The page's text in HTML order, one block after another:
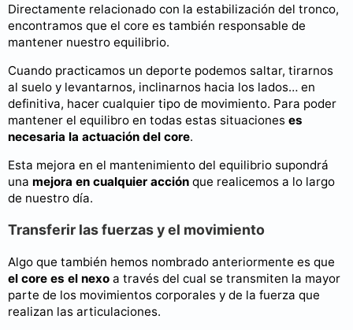
Directamente relacionado con la estabilización del tronco,
encontramos que el core es también responsable de
mantener nuestro equilibrio.
Cuando practicamos un deporte podemos saltar, tirarnos
al suelo y levantarnos, inclinarnos hacia los lados… en
definitiva, hacer cualquier tipo de movimiento. Para poder
mantener el equilibro en todas estas situaciones es
necesaria la actuación del core.
Esta mejora en el mantenimiento del equilibrio supondrá
una mejora en cualquier acción que realicemos a lo largo
de nuestro día.
Transferir las fuerzas y el movimiento
Algo que también hemos nombrado anteriormente es que
el core es el nexo a través del cual se transmiten la mayor
parte de los movimientos corporales y de la fuerza que
realizan las articulaciones.